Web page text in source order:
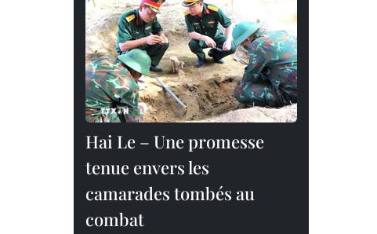
Hai Le – Une promesse
tenue envers les
camarades tombés au
combat